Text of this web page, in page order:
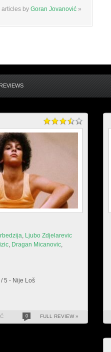
articles by Goran Jovanović »
, Ljubo Zdjelarevic
, Dragan Micanovic,
5 - Nije Loš
0 FULL REVIEW »